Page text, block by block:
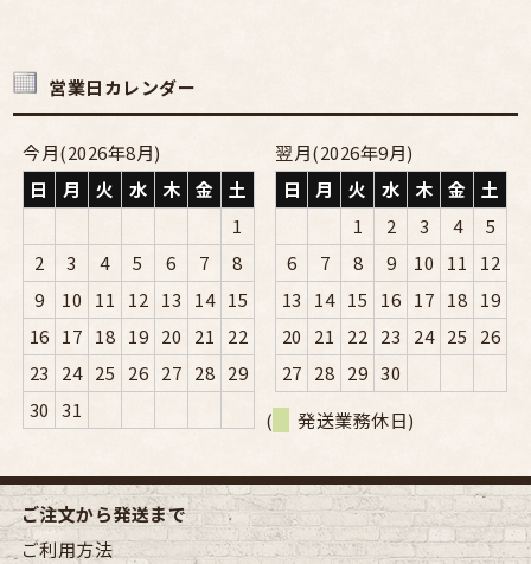
営業日カレンダー
今月(2026年8月)
日
月 火 水 木 金
土
1
2
3 4 5 6 7
8
9
10 11 12 13 14 15
16 17 18 19 20 21
22
23
24 25 26 27 28 29
30 31
翌月(2026年9月)
日
月 火 水 木 金
土
1
2 3 4
5
6
7 8 9 10 11
12
13
14 15 16 17 18 19
20
21 22 23 24 25
26
27 28 29 30
(
発送業務休日)
ご注文から発送まで
ご利用方法